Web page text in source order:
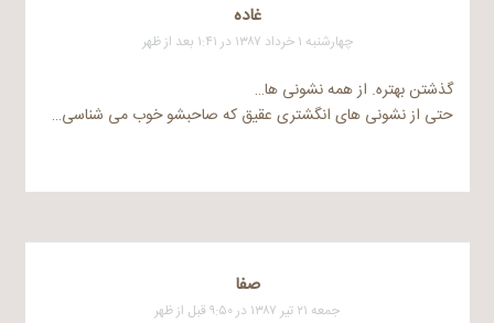
غاده
چهارشنبه ۱ خرداد ۱۳۸۷ در ۱:۴۱ بعد از ظهر
گذشتن بهتره. از همه نشونی ها…
حتی از نشونی های انگشتری عقیق که صاحبشو خوب می شناسی…
صفا
جمعه ۲۱ تیر ۱۳۸۷ در ۹:۵۰ قبل از ظهر